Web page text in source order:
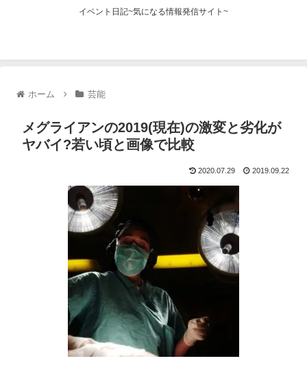
イベント日記~気になる情報発信サイト~
ホーム 芸能
メグライアンの2019(現在)の激変と劣化が
ヤバイ?若い頃と画像で比較
2020.07.29 2019.09.22